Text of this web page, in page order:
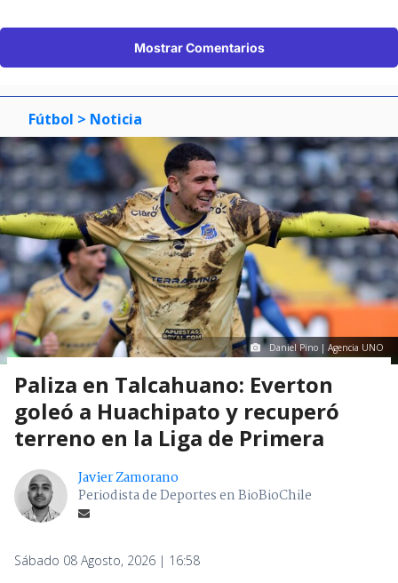
Mostrar Comentarios
Fútbol > Noticia
Daniel Pino | Agencia UNO
Paliza en Talcahuano: Everton
goleó a Huachipato y recuperó
terreno en la Liga de Primera
Javier Zamorano
Periodista de Deportes en BioBioChile
Sábado 08 Agosto, 2026 | 16:58